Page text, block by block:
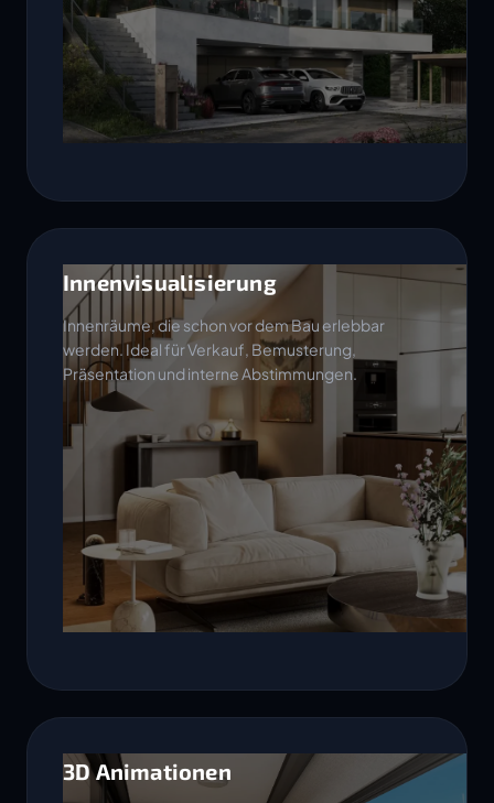
Innenvisualisierung
Innenräume, die schon vor dem Bau erlebbar
werden. Ideal für Verkauf, Bemusterung,
Präsentation und interne Abstimmungen.
3D Animationen